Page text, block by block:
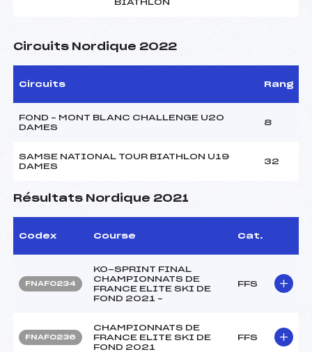
BIATHLON
Circuits Nordique 2022
Circuits Rang
FOND – MONT BLANC CHALLENGE U20
DAMES
8
SAMSE NATIONAL TOUR BIATHLON U19
DAMES
32
Résultats Nordique 2021
Codex Course Cat.
FNAF0234
KO-SPRINT FINAL
CHAMPIONNATS DE
FRANCE ELITE SKI DE
FOND 2021 –
FFS
FNAF0236
CHAMPIONNATS DE
FRANCE ELITE SKI DE
FOND 2021
FFS